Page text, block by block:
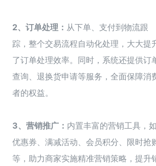
2、订单处理： 从下单、支付到物流跟
踪，整个交易流程自动化处理，大大提
了订单处理效率。同时，系统还提供订
查询、退换货申请等服务，全面保障消
者的权益。
3、营销推广： 内置丰富的营销工具，如
优惠券、满减活动、会员积分、限时抢
等，助力商家实施精准营销策略，提升